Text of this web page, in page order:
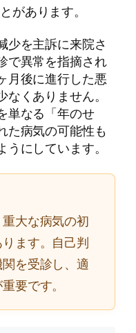
があります。
少を主訴に来院さ
で異常を指摘され
月後に進行した悪
くありません。
単なる「年のせ
た病気の可能性も
にしています。
大な病気の初
ます。自己判
を受診し、適
要です。